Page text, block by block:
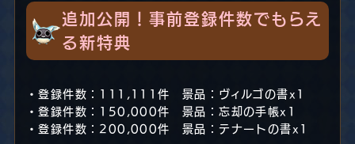
追加公開！事前登録件数でもらえ
る新特典
・登録件数：111,111件 景品：ヴィルゴの書x1
・登録件数：150,000件 景品：忘却の手帳x1
・登録件数：200,000件 景品：テナートの書x1